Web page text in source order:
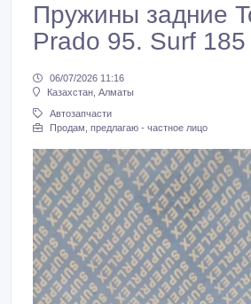
Пружины задние
Prado 95. Surf 185
06/07/2026 11:16
Казахстан, Алматы
Автозапчасти
Продам, предлагаю - частное лицо